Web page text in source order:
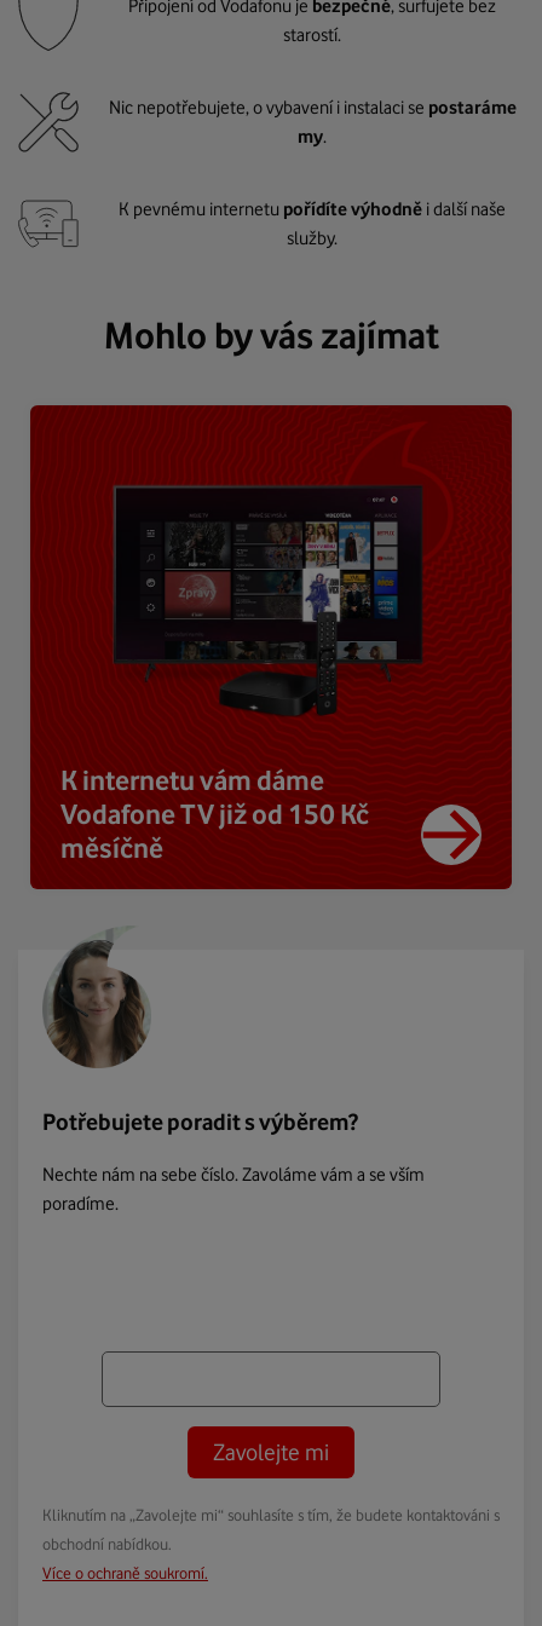
Připojení od Vodafonu je bezpečné, surfujete bez
starostí.
Nic nepotřebujete, o vybavení i instalaci se postaráme
my.
K pevnému internetu pořídíte výhodně i další naše
služby.
Mohlo by vás zajímat
K internetu vám dáme
Vodafone TV již od 150 Kč
měsíčně
Potřebujete poradit s výběrem?
Nechte nám na sebe číslo. Zavoláme vám a se vším
poradíme.
Zavolejte mi
Kliknutím na „Zavolejte mi“ souhlasíte s tím, že budete kontaktováni s
obchodní nabídkou.
Více o ochraně soukromí.